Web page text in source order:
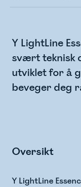
Y LightLine
svært teknisk
utviklet for å
beveger deg
Oversikt
Y LightLine